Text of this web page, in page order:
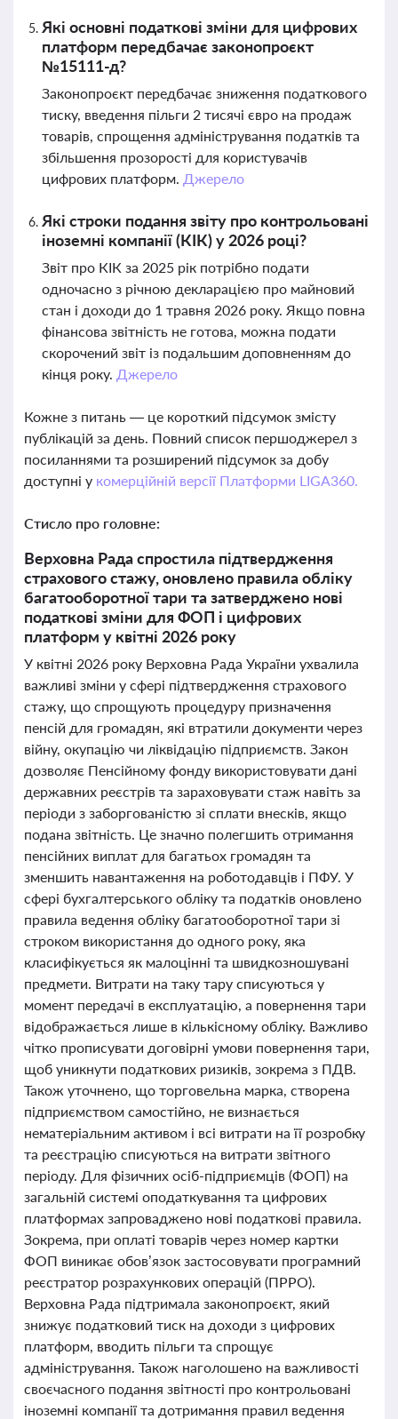
Які основні податкові зміни для цифрових
платформ передбачає законопроєкт
№15111-д?
Законопроєкт передбачає зниження податкового
тиску, введення пільги 2 тисячі євро на продаж
товарів, спрощення адміністрування податків та
збільшення прозорості для користувачів
цифрових платформ. Джерело
Які строки подання звіту про контрольовані
іноземні компанії (КІК) у 2026 році?
Звіт про КІК за 2025 рік потрібно подати
одночасно з річною декларацією про майновий
стан і доходи до 1 травня 2026 року. Якщо повна
фінансова звітність не готова, можна подати
скорочений звіт із подальшим доповненням до
кінця року. Джерело
Кожне з питань — це короткий підсумок змісту
публікацій за день. Повний список першоджерел з
посиланнями та розширений підсумок за добу
доступні у комерційній версії Платформи LIGA360.
Стисло про головне:
Верховна Рада спростила підтвердження
страхового стажу, оновлено правила обліку
багатооборотної тари та затверджено нові
податкові зміни для ФОП і цифрових
платформ у квітні 2026 року
У квітні 2026 року Верховна Рада України ухвалила
важливі зміни у сфері підтвердження страхового
стажу, що спрощують процедуру призначення
пенсій для громадян, які втратили документи через
війну, окупацію чи ліквідацію підприємств. Закон
дозволяє Пенсійному фонду використовувати дані
державних реєстрів та зараховувати стаж навіть за
періоди з заборгованістю зі сплати внесків, якщо
подана звітність. Це значно полегшить отримання
пенсійних виплат для багатьох громадян та
зменшить навантаження на роботодавців і ПФУ. У
сфері бухгалтерського обліку та податків оновлено
правила ведення обліку багатооборотної тари зі
строком використання до одного року, яка
класифікується як малоцінні та швидкозношувані
предмети. Витрати на таку тару списуються у
момент передачі в експлуатацію, а повернення тари
відображається лише в кількісному обліку. Важливо
чітко прописувати договірні умови повернення тари,
щоб уникнути податкових ризиків, зокрема з ПДВ.
Також уточнено, що торговельна марка, створена
підприємством самостійно, не визнається
нематеріальним активом і всі витрати на її розробку
та реєстрацію списуються на витрати звітного
періоду. Для фізичних осіб-підприємців (ФОП) на
загальній системі оподаткування та цифрових
платформах запроваджено нові податкові правила.
Зокрема, при оплаті товарів через номер картки
ФОП виникає обов’язок застосовувати програмний
реєстратор розрахункових операцій (ПРРО).
Верховна Рада підтримала законопроєкт, який
знижує податковий тиск на доходи з цифрових
платформ, вводить пільги та спрощує
адміністрування. Також наголошено на важливості
своєчасного подання звітності про контрольовані
іноземні компанії та дотримання правил ведення